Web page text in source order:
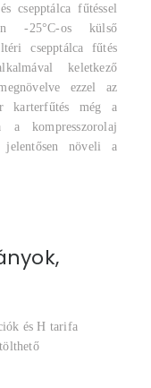
csepptálca fűtéssel
-25°C-os külső
csepptálca fűtés
keletkező
ezzel az
karterfűtés még a
a kompresszorolaj
jelentősen növeli a
és H tarifa